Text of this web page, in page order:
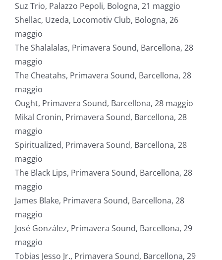
Suz Trio, Palazzo Pepoli, Bologna, 21 maggio
Shellac, Uzeda, Locomotiv Club, Bologna, 26
maggio
The Shalalalas, Primavera Sound, Barcellona, 28
maggio
The Cheatahs, Primavera Sound, Barcellona, 28
maggio
Ought, Primavera Sound, Barcellona, 28 maggio
Mikal Cronin, Primavera Sound, Barcellona, 28
maggio
Spiritualized, Primavera Sound, Barcellona, 28
maggio
The Black Lips, Primavera Sound, Barcellona, 28
maggio
James Blake, Primavera Sound, Barcellona, 28
maggio
José González, Primavera Sound, Barcellona, 29
maggio
Tobias Jesso Jr., Primavera Sound, Barcellona, 29